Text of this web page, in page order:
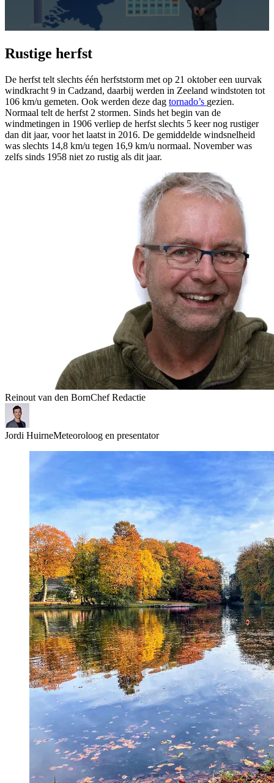
Rustige herfst
De herfst telt slechts één herfststorm met op 21 oktober een uurvak
windkracht 9 in Cadzand, daarbij werden in Zeeland windstoten tot
106 km/u gemeten. Ook werden deze dag tornado’s gezien.
Normaal telt de herfst 2 stormen. Sinds het begin van de
windmetingen in 1906 verliep de herfst slechts 5 keer nog rustiger
dan dit jaar, voor het laatst in 2016. De gemiddelde windsnelheid
was slechts 14,8 km/u tegen 16,9 km/u normaal. November was
zelfs sinds 1958 niet zo rustig als dit jaar.
Reinout van den BornChef Redactie
Jordi HuirneMeteoroloog en presentator